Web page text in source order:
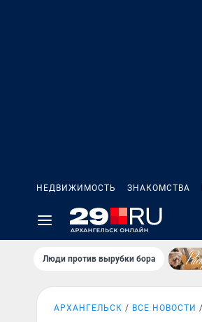
НЕДВИЖИМОСТЬ ЗНАКОМСТВА
Люди против вырубки бора
АРХАНГЕЛЬСК ВСЕ НОВОСТИ